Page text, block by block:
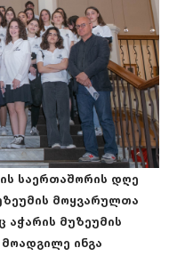
საერთაშორის დღე
მოყვარულთა
აჭარის მუზეუმის
ინგა